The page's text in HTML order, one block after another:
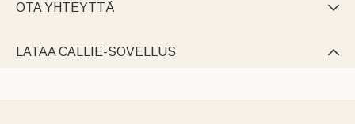
OTA YHTEYTTÄ 
LATAA CALLIE-SOVELLUS 